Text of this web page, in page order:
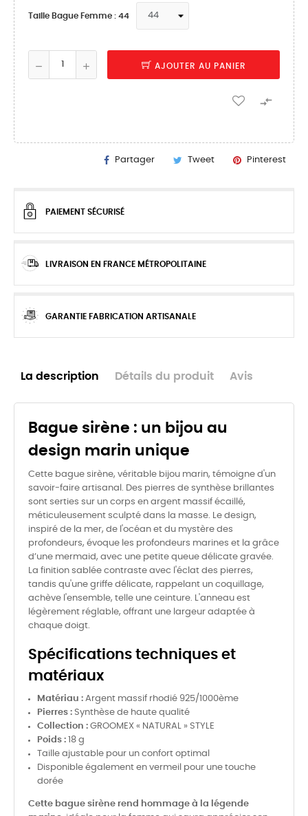
Taille Bague Femme : 44
AJOUTER AU PANIER

Partager Tweet Pinterest
PAIEMENT SÉCURISÉ
LIVRAISON EN FRANCE MÉTROPOLITAINE
GARANTIE FABRICATION ARTISANALE
La description Détails du produit Avis
Bague sirène : un bijou au
design marin unique
Cette bague sirène, véritable bijou marin, témoigne d'un
savoir‑faire artisanal. Des pierres de synthèse brillantes
sont serties sur un corps en argent massif écaillé,
méticuleusement sculpté dans la masse. Le design,
inspiré de la mer, de l'océan et du mystère des
profondeurs, évoque les profondeurs marines et la grâce
d’une mermaid, avec une petite queue délicate gravée.
La finition sablée contraste avec l'éclat des pierres,
tandis qu'une griffe délicate, rappelant un coquillage,
achève l'ensemble, telle une ceinture. L'anneau est
légèrement réglable, offrant une largeur adaptée à
chaque doigt.
Spécifications techniques et
matériaux
Matériau : Argent massif rhodié 925/1000ème
Pierres : Synthèse de haute qualité
Collection : GROOMEX « NATURAL » STYLE
Poids : 18 g
Taille ajustable pour un confort optimal
Disponible également en vermeil pour une touche
dorée
Cette bague sirène rend hommage à la légende